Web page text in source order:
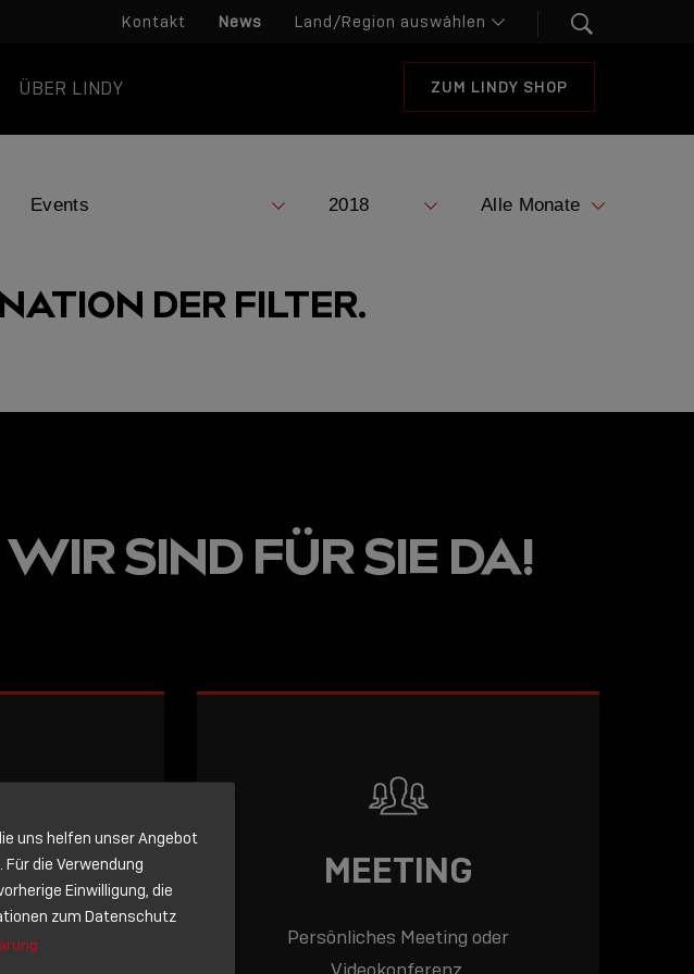
Kontakt News
ÜBER LINDY ZUM LINDY SHOP
JETZT ONLINE
VERFÜGBAR: DIE
VERBINDET!
DER FILTER.
SIND FÜR SIE DA!
schicken
MEETING
Persönliches Meeting oder
uns helfen unser Angebot
die Verwendung
Einwilligung, die
zum Datenschutz